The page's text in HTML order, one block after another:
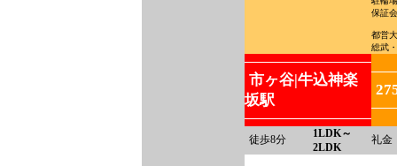
保証
都営
総武
市ヶ谷|牛込神楽
坂駅
徒歩8分
1LDK～
2LDK
礼金